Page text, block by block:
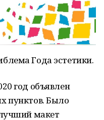
Года эстетики.
год объявлен
пунктов. Было
макет